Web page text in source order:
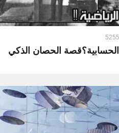
5255
الحصان الذكي